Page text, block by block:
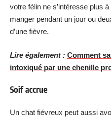
votre félin ne s’intéresse plus
manger pendant un jour ou
d’une fièvre.
Lire également : Comment
intoxiqué par une chenille
Soif accrue
Un chat fiévreux peut aussi